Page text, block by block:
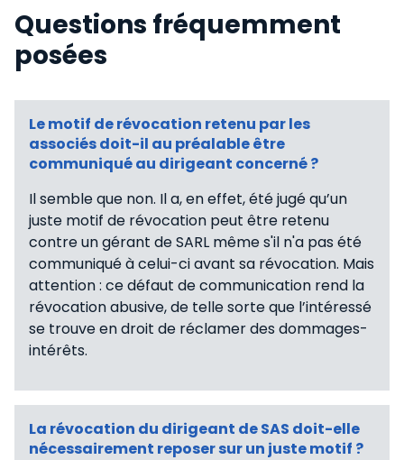
Questions fréquemment
posées
Le motif de révocation retenu par les
associés doit-il au préalable être
communiqué au dirigeant concerné ?
Il semble que non. Il a, en effet, été jugé qu’un
juste motif de révocation peut être retenu
contre un gérant de SARL même s'il n'a pas été
communiqué à celui-ci avant sa révocation. Mais
attention : ce défaut de communication rend la
révocation abusive, de telle sorte que l’intéressé
se trouve en droit de réclamer des dommages-
intérêts.
La révocation du dirigeant de SAS doit-elle
nécessairement reposer sur un juste motif ?